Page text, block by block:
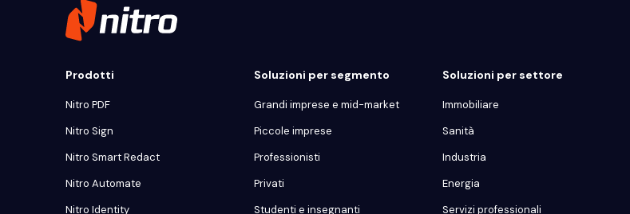
Prodotti
Nitro PDF
Nitro Sign
Nitro Smart Redact
Nitro Automate
Nitro Identity
Soluzioni per segmento
Grandi imprese e mid-market
Piccole imprese
Professionisti
Privati
Studenti e insegnanti
Soluzioni per settore
Immobiliare
Sanità
Industria
Energia
Servizi professionali